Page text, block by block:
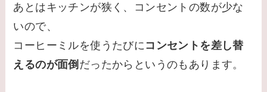
あとはキッチンが狭く、コンセントの数が少な
いので、
コーヒーミルを使うたびに コンセントを差し替
えるのが面倒 だったからというのもあります。